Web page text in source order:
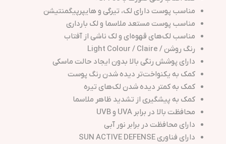
مناسب پوست دارای لک، تیرگی و هایپرپیگمنتیشن
مناسب پوست مستعد ملاسما و لک بارداری
مناسب لک‌های قهوه‌ای و لک ناشی از آفتاب
رنگ روشن / Light Colour / Claire
دارای پوشش رنگی بالا بدون ایجاد حالت ماسکی
کمک به یکنواخت‌تر دیده شدن رنگ پوست
کمک به کمتر دیده شدن لک‌های تیره
کمک به پیشگیری از تشدید ظاهر ملاسما
محافظت بالا در برابر UVA و UVB
دارای محافظت در برابر نور آبی
دارای فناوری SUN ACTIVE DEFENSE